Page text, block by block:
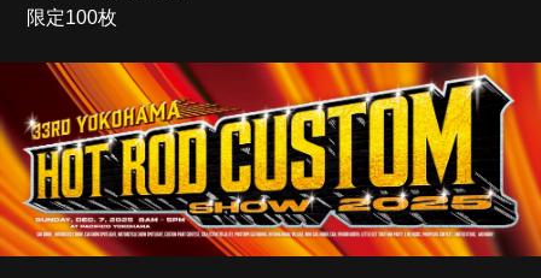
限定100枚